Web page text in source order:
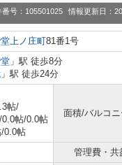
番号：105501025 情報更新日：
上ノ庄町81番1号
」駅 徒歩8分
」駅 徒歩24分
帖/
/0.0帖/0.0帖
/0.0帖
面積/バルコ
管理費・共